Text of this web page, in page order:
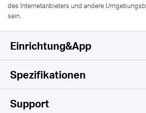
des Internetanbieters und andere
sein.
Einrichtung&App
Einfach und
Spezifikationen
Drahtlos
Support